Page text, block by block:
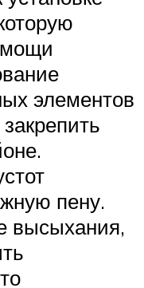
элементов
пену.
высыхания,